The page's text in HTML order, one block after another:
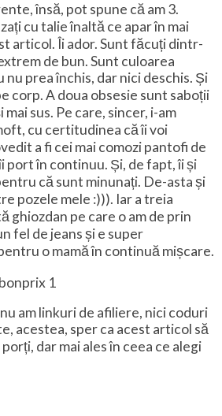
însă, pot spune că am 3.
cu talie înaltă ce apar în mai
articol. Îi ador. Sunt făcuți dintr-
de bun. Sunt culoarea
prea închis, dar nici deschis. Și
corp. A doua obsesie sunt saboții
sus. Pe care, sincer, i-am
cu certitudinea că îi voi
a fi cei mai comozi pantofi de
port în continuu. Și, de fapt, îi și
că sunt minunați. De-asta și
pozele mele :))). Iar a treia
ghiozdan pe care o am de prin
fel de jeans și e super
o mamă în continuă mișcare.
am linkuri de afiliere, nici coduri
acestea, sper ca acest articol să
dar mai ales în ceea ce alegi